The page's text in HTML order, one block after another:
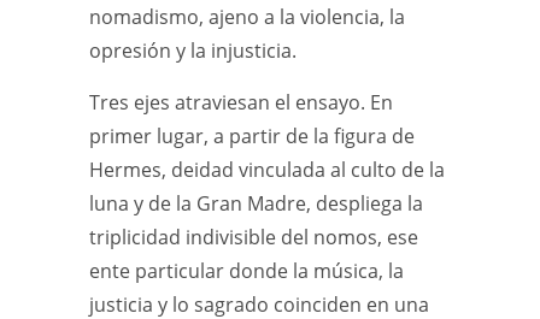
nomadismo, ajeno a la violencia, la
opresión y la injusticia.
Tres ejes atraviesan el ensayo. En
primer lugar, a partir de la figura de
Hermes, deidad vinculada al culto de la
luna y de la Gran Madre, despliega la
triplicidad indivisible del nomos, ese
ente particular donde la música, la
justicia y lo sagrado coinciden en una